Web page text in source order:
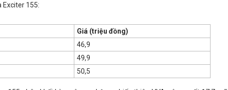
Exciter 155:
Giá (triệu đồng)
46,9
49,9
50,5